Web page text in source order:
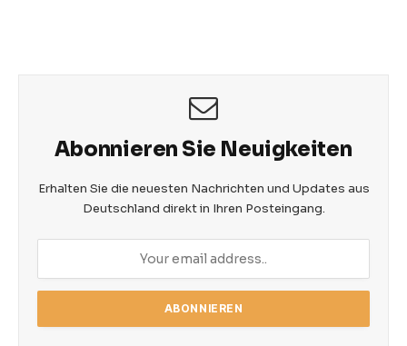
Abonnieren Sie Neuigkeiten
Erhalten Sie die neuesten Nachrichten und Updates aus
Deutschland direkt in Ihren Posteingang.